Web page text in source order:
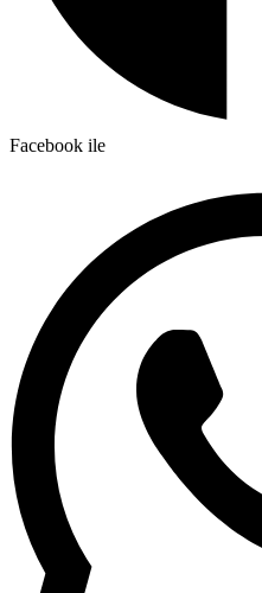
Facebook ile